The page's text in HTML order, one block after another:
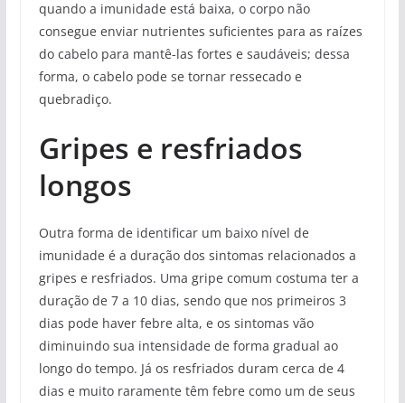
quando a imunidade está baixa, o corpo não
consegue enviar nutrientes suficientes para as raízes
do cabelo para mantê-las fortes e saudáveis; dessa
forma, o cabelo pode se tornar ressecado e
quebradiço.
Gripes e resfriados
longos
Outra forma de identificar um baixo nível de
imunidade é a duração dos sintomas relacionados a
gripes e resfriados. Uma gripe comum costuma ter a
duração de 7 a 10 dias, sendo que nos primeiros 3
dias pode haver febre alta, e os sintomas vão
diminuindo sua intensidade de forma gradual ao
longo do tempo. Já os resfriados duram cerca de 4
dias e muito raramente têm febre como um de seus